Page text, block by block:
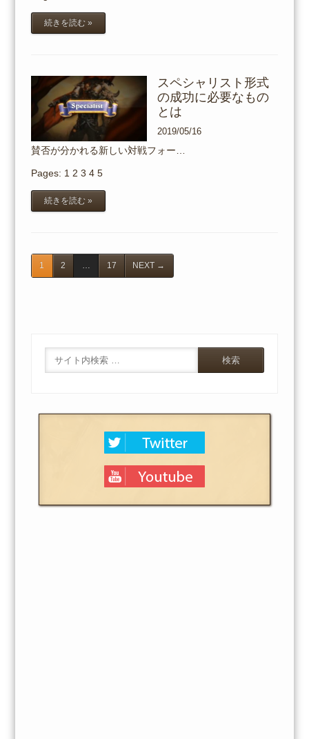
続きを読む »
スペシャリスト形式
の成功に必要なもの
とは
2019/05/16
賛否が分かれる新しい対戦フォー…
Pages: 1 2 3 4 5
続きを読む »
1 2 … 17 NEXT →